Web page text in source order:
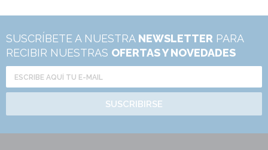
SUSCRÍBETE A NUESTRA NEWSLETTER PARA
RECIBIR NUESTRAS OFERTAS Y NOVEDADES
SUSCRIBIRSE